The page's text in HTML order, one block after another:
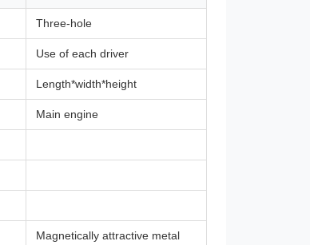
Three-hole
Use of each driver
Length*width*height
Main engine
Magnetically attractive metal